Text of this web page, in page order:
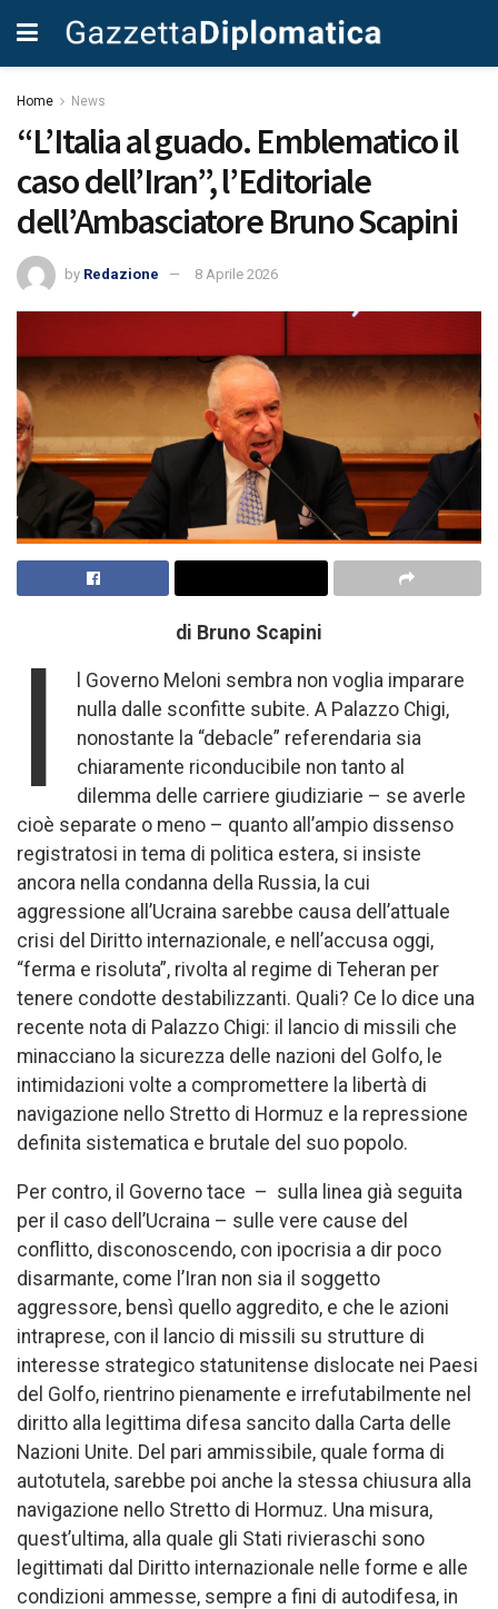
Home News
“L’Italia al guado. Emblematico il
caso dell’Iran”, l’Editoriale
dell’Ambasciatore Bruno Scapini
by Redazione 8 Aprile 2026
di Bruno Scapini
I
l Governo Meloni sembra non voglia imparare
nulla dalle sconfitte subite. A Palazzo Chigi,
nonostante la “debacle” referendaria sia
chiaramente riconducibile non tanto al
dilemma delle carriere giudiziarie – se averle
cioè separate o meno – quanto all’ampio dissenso
registratosi in tema di politica estera, si insiste
ancora nella condanna della Russia, la cui
aggressione all’Ucraina sarebbe causa dell’attuale
crisi del Diritto internazionale, e nell’accusa oggi,
“ferma e risoluta”, rivolta al regime di Teheran per
tenere condotte destabilizzanti. Quali? Ce lo dice una
recente nota di Palazzo Chigi: il lancio di missili che
minacciano la sicurezza delle nazioni del Golfo, le
intimidazioni volte a compromettere la libertà di
navigazione nello Stretto di Hormuz e la repressione
definita sistematica e brutale del suo popolo.
Per contro, il Governo tace – sulla linea già seguita
per il caso dell’Ucraina – sulle vere cause del
conflitto, disconoscendo, con ipocrisia a dir poco
disarmante, come l’Iran non sia il soggetto
aggressore, bensì quello aggredito, e che le azioni
intraprese, con il lancio di missili su strutture di
interesse strategico statunitense dislocate nei Paesi
del Golfo, rientrino pienamente e irrefutabilmente nel
diritto alla legittima difesa sancito dalla Carta delle
Nazioni Unite. Del pari ammissibile, quale forma di
autotutela, sarebbe poi anche la stessa chiusura alla
navigazione nello Stretto di Hormuz. Una misura,
quest’ultima, alla quale gli Stati rivieraschi sono
legittimati dal Diritto internazionale nelle forme e alle
condizioni ammesse, sempre a fini di autodifesa, in